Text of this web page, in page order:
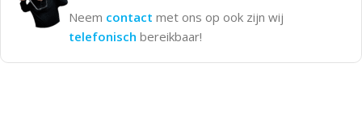
Neem contact met ons op ook zijn wij
telefonisch bereikbaar!